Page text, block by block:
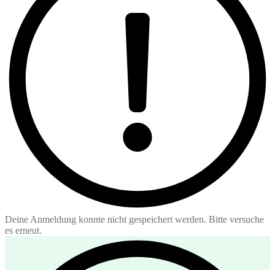
Deine Anmeldung konnte nicht gespeichert werden. Bitte versuche
es erneut.